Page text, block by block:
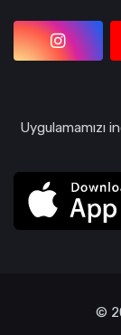
Uygulamamızı
©